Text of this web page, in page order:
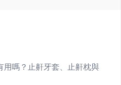
用嗎？止鼾牙套、止鼾枕與